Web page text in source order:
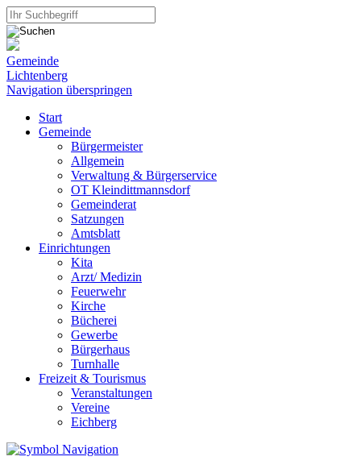
Gemeinde
Lichtenberg
Navigation überspringen
Start
Gemeinde
Bürgermeister
Allgemein
Verwaltung & Bürgerservice
OT Kleindittmannsdorf
Gemeinderat
Satzungen
Amtsblatt
Einrichtungen
Kita
Arzt/ Medizin
Feuerwehr
Kirche
Bücherei
Gewerbe
Bürgerhaus
Turnhalle
Freizeit & Tourismus
Veranstaltungen
Vereine
Eichberg